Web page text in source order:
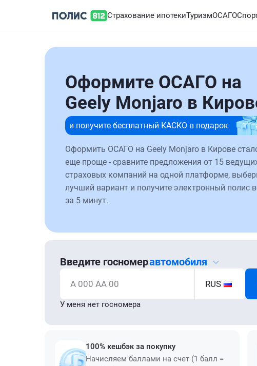
Страхование ипотекиТуризмОСАГО
Оформите ОСАГО на
Geely Monjaro в
и получите бесплатный КАСКО в подарок
Оформить ОСАГО на Geely Monjaro в Кирове
еще проще - сравните предложения от 15
страховых компаний на одной платформе,
лучший вариант и получите электронный полис
за 5 минут.
Введите госномеравтомобиля
А 000 АА 00 RUS
У меня нет госномера
100% кешбэк за покупку
Начисляем баллами на счет (1 балл =